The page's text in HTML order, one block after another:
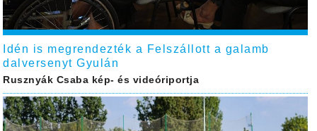
Idén is megrendezték a Felszállott a galamb
dalversenyt Gyulán
Rusznyák Csaba kép- és videóriportja